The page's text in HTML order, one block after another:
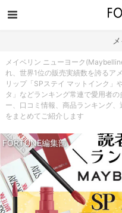
メイベリン ニューヨーク
れ、世界1位の販売実績数を誇るア
リップ「SPステイ マットインク」
タ」などランキング常連で愛用者
ー、口コミ情報、商品ランキング
をまとめてご紹介します
FORTUNE編集部